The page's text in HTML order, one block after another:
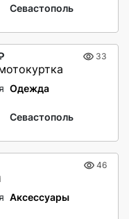
Севастополь
33
Одежда
Севастополь
46
Аксессуары